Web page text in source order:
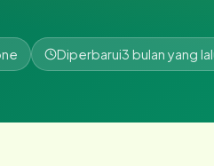
Diperbarui3 bulan yang